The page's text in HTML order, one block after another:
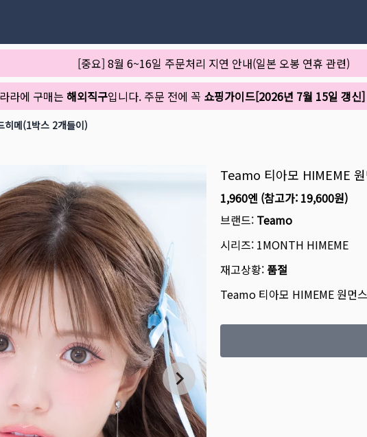
[중요] 8월 6~16일 주문처리 지연 안내(일본 오봉 연휴 관련)
라에 구매는 해외직구입니다. 주문 전에 꼭 쇼핑가이드[2026년 7월 15일 갱신]
메(1박스 2개들이)
Teamo 티아모 HIMEME
1,960엔 (참고가: 19,600원)
브랜드: Teamo
시리즈: 1MONTH HIMEME
재고상황: 품절
Teamo 티아모 HIMEME 원먼